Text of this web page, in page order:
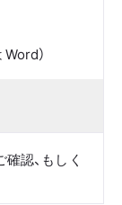
）
認、もしく